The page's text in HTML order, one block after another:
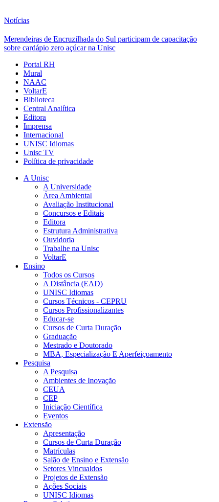
Notícias
Merendeiras de Encruzilhada do Sul participam de capacitação
sobre cardápio zero açúcar na Unisc
Portal RH
Mural
NAAC
VoltarE
Biblioteca
Central Analítica
Editora
Imprensa
Internacional
UNISC Idiomas
Unisc TV
Política de privacidade
A Unisc
A Universidade
Área Ambiental
Avaliação Institucional
Concursos e Editais
Editora
Estrutura Administrativa
Ouvidoria
Trabalhe na Unisc
VoltarE
Ensino
Todos os Cursos
A Distância (EAD)
UNISC Idiomas
Cursos Técnicos - CEPRU
Cursos Profissionalizantes
Educar-se
Cursos de Curta Duração
Graduação
Mestrado e Doutorado
MBA, Especialização E Aperfeiçoamento
Pesquisa
A Pesquisa
Ambientes de Inovação
CEUA
CEP
Iniciação Científica
Eventos
Extensão
Apresentação
Cursos de Curta Duração
Matrículas
Salão de Ensino e Extensão
Setores Vincualdos
Projetos de Extensão
Ações Sociais
UNISC Idiomas